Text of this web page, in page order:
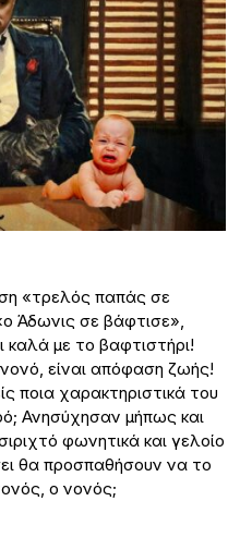
«τρελός παπάς σε
Άδωνις σε βάφτισε»,
καλά με το βαφτιστήρι!
είναι απόφαση ζωής!
ποια χαρακτηριστικά του
Ανησύχησαν μήπως και
φωνητικά και γελοίο
θα προσπαθήσουν να το
ο νονός;